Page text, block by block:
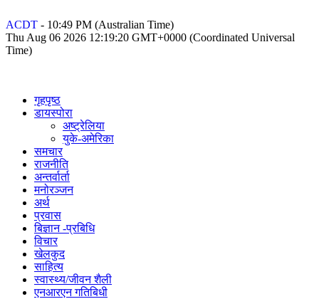
ACDT - 10:49 PM (Australian Time)
Thu Aug 06 2026 12:19:20 GMT+0000 (Coordinated Universal
Time)
गृहपृष्ठ
डायस्पोरा
अष्ट्रेलिया
युके-अमेरिका
समचार
राजनीति
अन्तर्वार्ता
मनोरञ्जन
अर्थ
प्रवास
बिज्ञान -प्रबिधि
विचार
खेलकुद
साहित्य
स्वास्थ्य/जीवन शैली
एनआरएन गतिबिधी